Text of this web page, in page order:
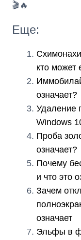
🎬🔥
Еще:
кто может
означает?
Удаление
Windows
Проба
означает?
Почему
и что это
Зачем
означает
Эльфы в